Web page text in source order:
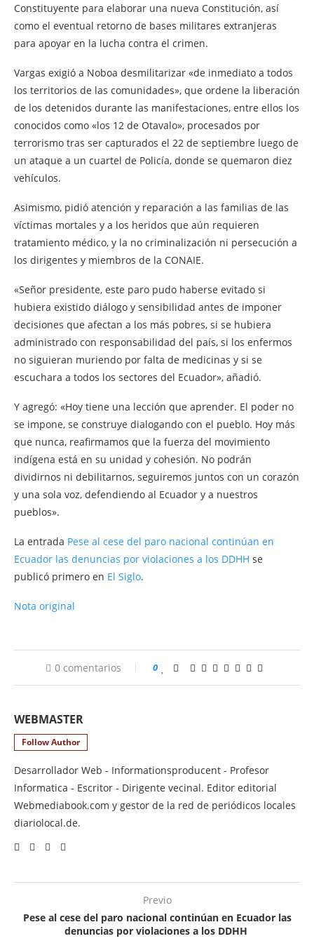
Constituyente para elaborar una nueva Constitución, así
como el eventual retorno de bases militares extranjeras
para apoyar en la lucha contra el crimen.
Vargas exigió a Noboa desmilitarizar «de inmediato a todos
los territorios de las comunidades», que ordene la liberación
de los detenidos durante las manifestaciones, entre ellos los
conocidos como «los 12 de Otavalo», procesados por
terrorismo tras ser capturados el 22 de septiembre luego de
un ataque a un cuartel de Policía, donde se quemaron diez
vehículos.
Asimismo, pidió atención y reparación a las familias de las
víctimas mortales y a los heridos que aún requieren
tratamiento médico, y la no criminalización ni persecución a
los dirigentes y miembros de la CONAIE.
«Señor presidente, este paro pudo haberse evitado si
hubiera existido diálogo y sensibilidad antes de imponer
decisiones que afectan a los más pobres, si se hubiera
administrado con responsabilidad del país, si los enfermos
no siguieran muriendo por falta de medicinas y si se
escuchara a todos los sectores del Ecuador», añadió.
Y agregó: «Hoy tiene una lección que aprender. El poder no
se impone, se construye dialogando con el pueblo. Hoy más
que nunca, reafirmamos que la fuerza del movimiento
indígena está en su unidad y cohesión. No podrán
dividirnos ni debilitarnos, seguiremos juntos con un corazón
y una sola voz, defendiendo al Ecuador y a nuestros
pueblos».
La entrada Pese al cese del paro nacional continúan en
Ecuador las denuncias por violaciones a los DDHH se
publicó primero en El Siglo.
Nota original
0 comentarios 0
WEBMASTER
Follow Author
Desarrollador Web - Informationsproducent - Profesor
Informatica - Escritor - Dirigente vecinal. Editor editorial
Webmediabook.com y gestor de la red de periódicos locales
diariolocal.de.
Previo
Pese al cese del paro nacional continúan en Ecuador las
denuncias por violaciones a los DDHH